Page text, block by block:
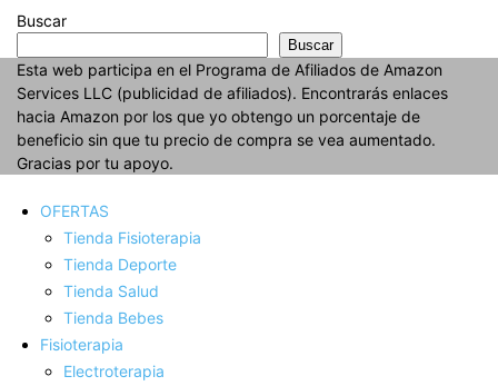
Buscar
Buscar
Esta web participa en el Programa de Afiliados de Amazon
Services LLC (publicidad de afiliados). Encontrarás enlaces
hacia Amazon por los que yo obtengo un porcentaje de
beneficio sin que tu precio de compra se vea aumentado.
Gracias por tu apoyo.
OFERTAS
Tienda Fisioterapia
Tienda Deporte
Tienda Salud
Tienda Bebes
Fisioterapia
Electroterapia